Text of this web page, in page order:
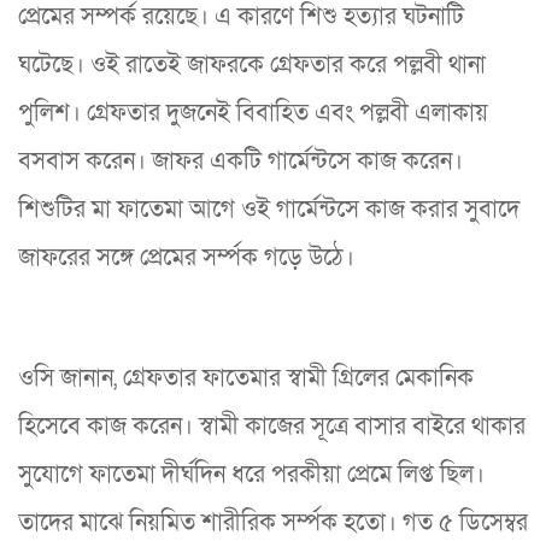
প্রেমের সম্পর্ক রয়েছে। এ কারণে শিশু হত্যার ঘটনাটি
ঘটেছে। ওই রাতেই জাফরকে গ্রেফতার করে পল্লবী থানা
পুলিশ। গ্রেফতার দুজনেই বিবাহিত এবং পল্লবী এলাকায়
বসবাস করেন। জাফর একটি গার্মেন্টসে কাজ করেন।
শিশুটির মা ফাতেমা আগে ওই গার্মেন্টসে কাজ করার সুবাদে
জাফরের সঙ্গে প্রেমের সর্ম্পক গড়ে উঠে।
ওসি জানান, গ্রেফতার ফাতেমার স্বামী গ্রিলের মেকানিক
হিসেবে কাজ করেন। স্বামী কাজের সূত্রে বাসার বাইরে থাকার
সুযোগে ফাতেমা দীর্ঘদিন ধরে পরকীয়া প্রেমে লিপ্ত ছিল।
তাদের মাঝে নিয়মিত শারীরিক সর্ম্পক হতো। গত ৫ ডিসেম্বর